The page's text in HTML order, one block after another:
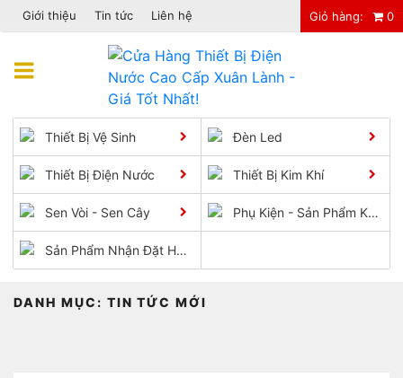
Giới thiệu Tin tức Liên hệ Giỏ hàng: 0
đến
dung
Thiết Bị Vệ Sinh Đèn Led
Thiết Bị Điện Nước Thiết Bị Kim Khí
Sen Vòi - Sen Cây Phụ Kiện - Sản Phẩm Khác
Sản Phẩm Nhận Đặt Hàng
DANH MỤC: TIN TỨC MỚI